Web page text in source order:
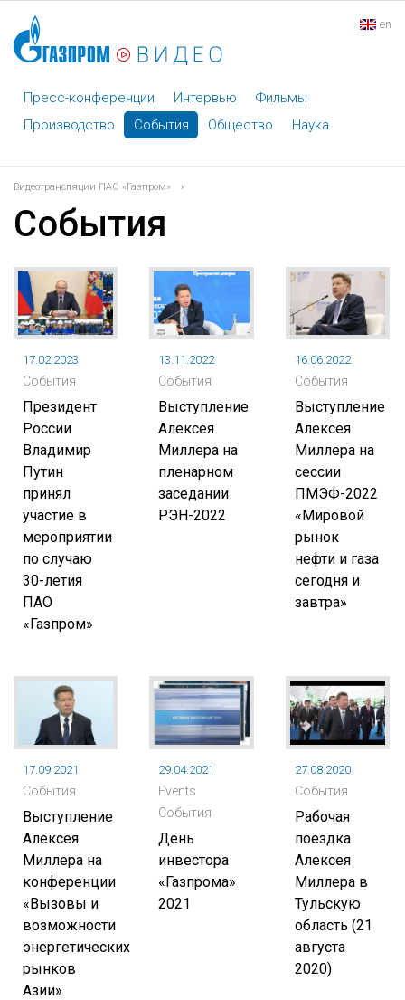
en
Пресс-конференции Интервью
Фильмы
Производство
События Общество Наука
Видеотрансляции ПАО «Газпром» ›
События
17.02.2023
События
Президент
России
Владимир
Путин
принял
участие в
мероприятии
по случаю
30-летия
ПАО
«Газпром»
13.11.2022
События
Выступление
Алексея
Миллера на
пленарном
заседании
РЭН-2022
16.06.2022
События
Выступление
Алексея
Миллера на
сессии
ПМЭФ-2022
«Мировой
рынок
нефти и газа
сегодня и
завтра»
17.09.2021
События
Выступление
Алексея
Миллера на
конференции
«Вызовы и
возможности
энергетических
рынков
Азии»
29.04.2021
Events
События
День
инвестора
«Газпрома»
2021
27.08.2020
События
Рабочая
поездка
Алексея
Миллера в
Тульскую
область (21
августа
2020)